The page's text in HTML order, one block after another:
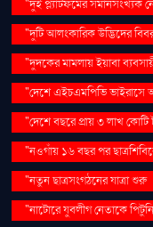
"দুই প্ল্যাটফর্মের সমানসংখ্যক
"দুটি আলংকারিক উদ্ভিদের
"দুদকের মামলায় ইয়াবা
"দেশে এইচএমপিভি ভাইরাসে
"দেশে বছরে প্রায় ৩ লাখ
"নওগাঁয় ১৬ বছর পর
"নতুন ছাত্রসংগঠনের যাত্রা শুরু
"নাটোরে যুবলীগ নেতাকে